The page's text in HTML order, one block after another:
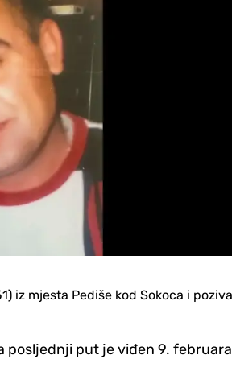
iz mjesta Pediše kod Sokoca i
posljednji put je viđen 9.